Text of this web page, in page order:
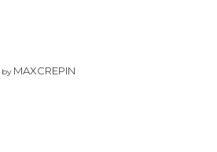
by MAXCREPIN